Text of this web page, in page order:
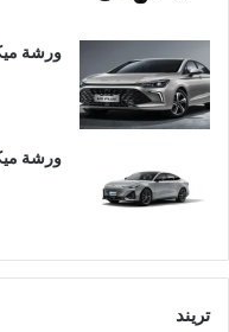
ورشة
ورشة
تريند